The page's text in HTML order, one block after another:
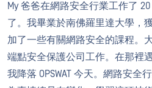
My 爸爸在網路安全行業工作了
了。我畢業於南佛羅里達大學，
加了一些有關網路安全的課程。
端點安全保護公司工作。在那裡
我降落 OPSWAT 今天。網路安全